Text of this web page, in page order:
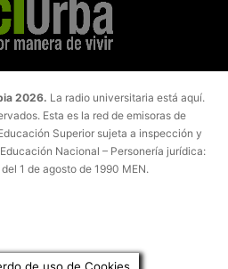
2026. La radio universitaria está aquí.
Esta es la red de emisoras de
Superior sujeta a inspección y
Nacional – Personería jurídica:
1 de agosto de 1990 MEN.